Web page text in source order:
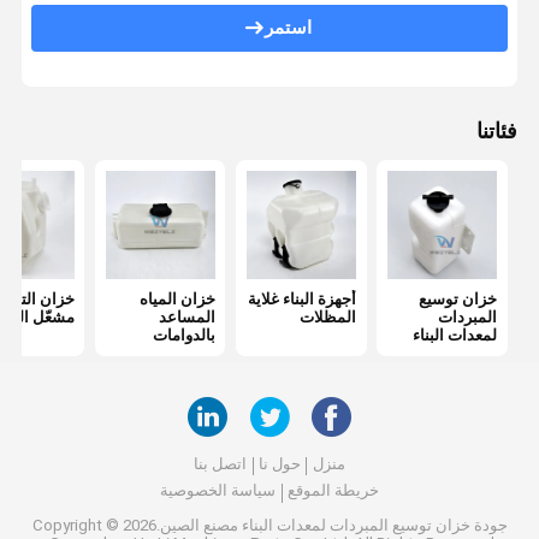
غلاية مساعدة
استمر
فئاتنا
خزان توسيع
المبردات
لمعدات البناء
أجهزة البناء غلاية
المظلات
خزان المياه
المساعد
بالدوامات
خزان
مشعّل
منزل حول نا
اتصل بنا
خريطة الموقع
سياسة الخصوصية
جودة خزان توسيع المبردات لمعدات البناء
مصنع الصين.Copyright © 2026